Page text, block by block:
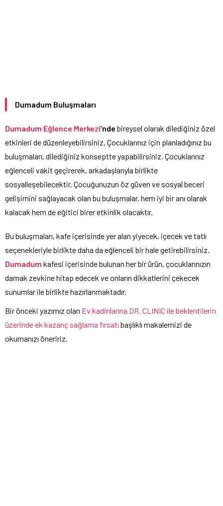
Dumadum Buluşmaları
Dumadum Eğlence Merkezi’nde bireysel olarak dilediğiniz özel
etkinleri de düzenleyebilirsiniz. Çocuklarınız için planladığınız bu
buluşmaları, dilediğiniz konseptte yapabilirsiniz. Çocuklarınız
eğlenceli vakit geçirerek, arkadaşlarıyla birlikte
sosyalleşebilecektir. Çocuğunuzun öz güven ve sosyal beceri
gelişimini sağlayacak olan bu buluşmalar, hem iyi bir anı olarak
kalacak hem de eğitici birer etkinlik olacaktır.
Bu buluşmaları, kafe içerisinde yer alan yiyecek, içecek ve tatlı
seçenekleriyle birlikte daha da eğlenceli bir hale getirebilirsiniz.
Dumadum kafesi içerisinde bulunan her bir ürün, çocuklarınızın
damak zevkine hitap edecek ve onların dikkatlerini çekecek
sunumlar ile birlikte hazırlanmaktadır.
Bir önceki yazımız olan Ev kadinlarına DR. CLINIC ile beklentilerin
üzerinde ek kazanç sağlama fırsatı başlıklı makalemizi de
okumanızı öneririz.